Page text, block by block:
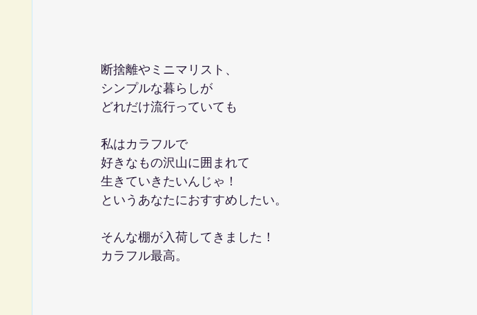
断捨離やミニマリスト、
シンプルな暮らしが
どれだけ流行っていても
私はカラフルで
好きなもの沢山に囲まれて
生きていきたいんじゃ！
というあなたにおすすめしたい。
そんな棚が入荷してきました！
カラフル最高。